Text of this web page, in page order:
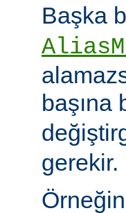
Başka
başına
gerekir.